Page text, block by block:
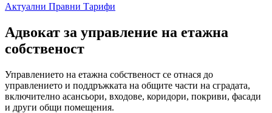
Актуални Правни Тарифи
Адвокат за управление на етажна
собственост
Управлението на етажна собственост се отнася до
управлението и поддръжката на общите части на сградата,
включително асансьори, входове, коридори, покриви, фасади
и други общи помещения.